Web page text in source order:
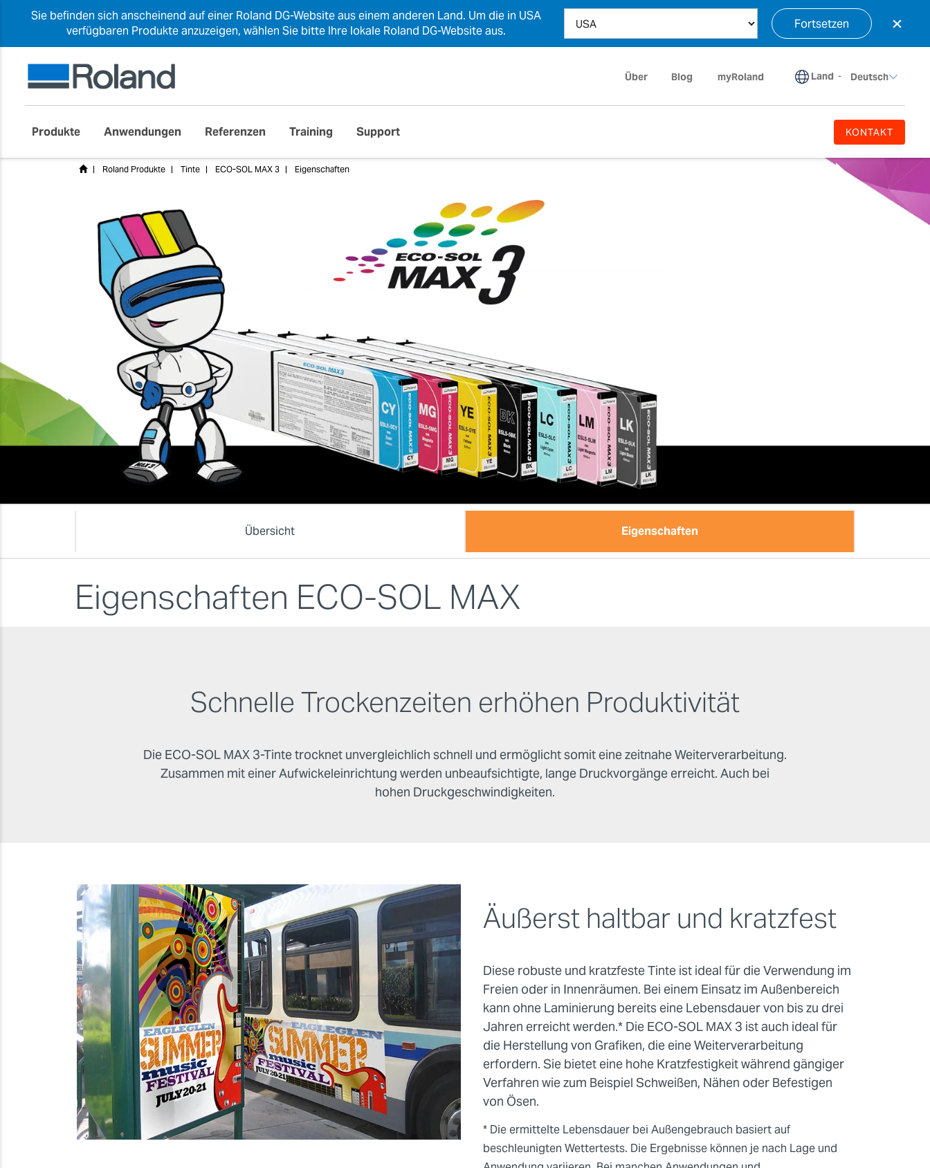
Sie befinden sich anscheinend auf einer Roland DG-Website aus einem anderen Land. Um die in USA
verfügbaren Produkte anzuzeigen, wählen Sie bitte Ihre lokale Roland DG-Website aus.
Fortsetzen ×
Über Blog myRoland Land - Deutsch
Produkte Anwendungen Referenzen Training Support KONTAKT
Roland Produkte Tinte ECO-SOL MAX 3 Eigenschaften
Übersicht Eigenschaften
Eigenschaften ECO-SOL MAX
Schnelle Trockenzeiten erhöhen Produktivität
Die ECO-SOL MAX 3-Tinte trocknet unvergleichlich schnell und ermöglicht somit eine zeitnahe Weiterverarbeitung.
Zusammen mit einer Aufwickeleinrichtung werden unbeaufsichtigte, lange Druckvorgänge erreicht. Auch bei
hohen Druckgeschwindigkeiten.
Äußerst haltbar und kratzfest
Diese robuste und kratzfeste Tinte ist ideal für die Verwendung im
Freien oder in Innenräumen. Bei einem Einsatz im Außenbereich
kann ohne Laminierung bereits eine Lebensdauer von bis zu drei
Jahren erreicht werden.* Die ECO-SOL MAX 3 ist auch ideal für
die Herstellung von Grafiken, die eine Weiterverarbeitung
erfordern. Sie bietet eine hohe Kratzfestigkeit während gängiger
Verfahren wie zum Beispiel Schweißen, Nähen oder Befestigen
von Ösen.
* Die ermittelte Lebensdauer bei Außengebrauch basiert auf
beschleunigten Wettertests. Die Ergebnisse können je nach Lage und